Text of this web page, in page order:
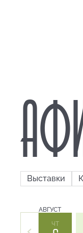
Выставки
АВГУСТ
ЧТ